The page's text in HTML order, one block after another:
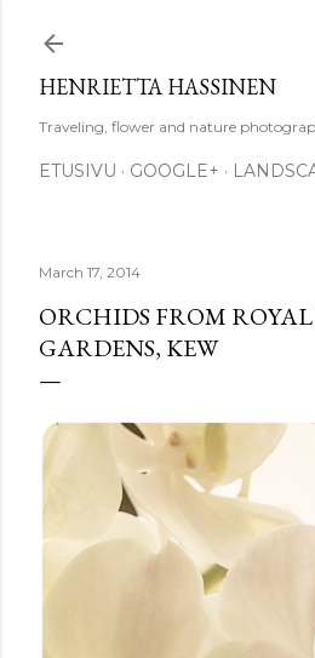
HENRIETTA HASSINEN
Traveling, flower and nature
ETUSIVU GOOGLE+
March 17, 2014
ORCHIDS FROM
GARDENS, KEW